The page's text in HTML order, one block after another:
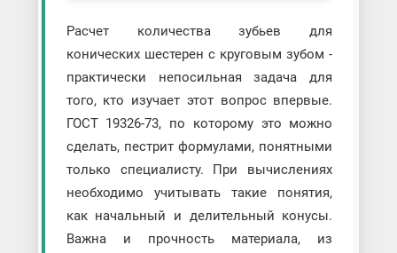
Расчет количества зубьев для
конических шестерен с круговым зубом -
практически непосильная задача для
того, кто изучает этот вопрос впервые.
ГОСТ 19326-73, по которому это можно
сделать, пестрит формулами, понятными
только специалисту. При вычислениях
необходимо учитывать такие понятия,
как начальный и делительный конусы.
Важна и прочность материала, из